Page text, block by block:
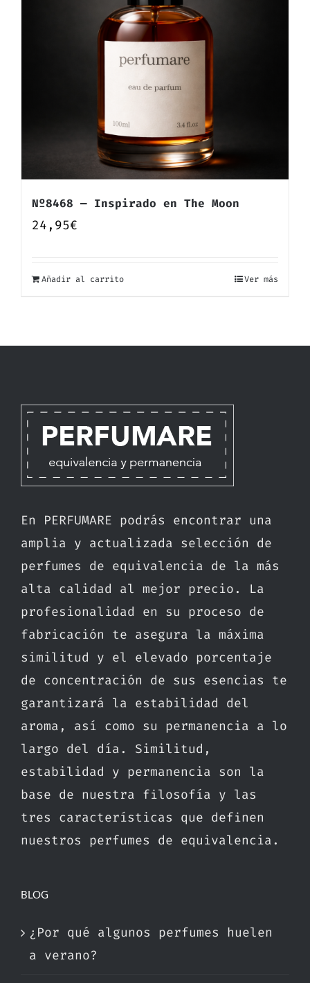
Nº8468 — Inspirado en The Moon
24,95€
Añadir al carrito Ver más
En PERFUMARE podrás encontrar una
amplia y actualizada selección de
perfumes de equivalencia de la más
alta calidad al mejor precio. La
profesionalidad en su proceso de
fabricación te asegura la máxima
similitud y el elevado porcentaje
de concentración de sus esencias te
garantizará la estabilidad del
aroma, así como su permanencia a lo
largo del día. Similitud,
estabilidad y permanencia son la
base de nuestra filosofía y las
tres características que definen
nuestros perfumes de equivalencia.
BLOG
¿Por qué algunos perfumes huelen
a verano?